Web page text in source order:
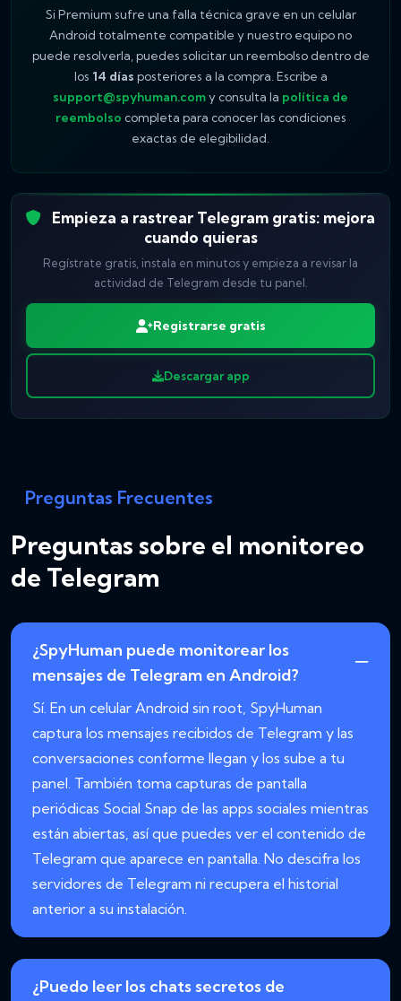
Si Premium sufre una falla técnica grave en un celular
Android totalmente compatible y nuestro equipo no
puede resolverla, puedes solicitar un reembolso dentro de
los 14 días posteriores a la compra. Escribe a
support@spyhuman.comy consulta la política de
reembolso completa para conocer las condiciones
exactas de elegibilidad.
Empieza a rastrear Telegram gratis: mejora
cuando quieras
Regístrate gratis, instala en minutos y empieza a revisar la
actividad de Telegram desde tu panel.
Registrarse gratis
Descargar app
Preguntas Frecuentes
Preguntas sobre el monitoreo
de Telegram
¿SpyHuman puede monitorear los
mensajes de Telegram en Android?
Sí. En un celular Android sin root, SpyHuman
captura los mensajes recibidos de Telegram y las
conversaciones conforme llegan y los sube a tu
panel. También toma capturas de pantalla
periódicas Social Snap de las apps sociales mientras
están abiertas, así que puedes ver el contenido de
Telegram que aparece en pantalla. No descifra los
servidores de Telegram ni recupera el historial
anterior a su instalación.
¿Puedo leer los chats secretos de